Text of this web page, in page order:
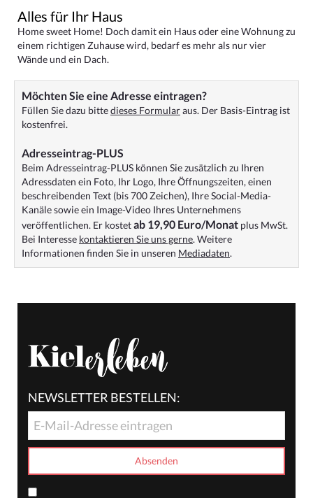
Alles für Ihr Haus
Home sweet Home! Doch damit ein Haus oder eine Wohnung zu
einem richtigen Zuhause wird, bedarf es mehr als nur vier
Wände und ein Dach.
Möchten Sie eine Adresse eintragen?
Füllen Sie dazu bittedieses Formularaus. Der Basis-Eintrag ist
kostenfrei.
Adresseintrag-PLUS
Beim Adresseintrag-PLUS können Sie zusätzlich zu Ihren
Adressdaten ein Foto, Ihr Logo, Ihre Öffnungszeiten, einen
beschreibenden Text (bis 700 Zeichen), Ihre Social-Media-
Kanäle sowie ein Image-Video Ihres Unternehmens
veröffentlichen. Er kostetab 19,90 Euro/Monat plus MwSt.
Bei Interesse kontaktieren Sie uns gerne. Weitere
Informationen finden Sie in unseren Mediadaten.
NEWSLETTER BESTELLEN: